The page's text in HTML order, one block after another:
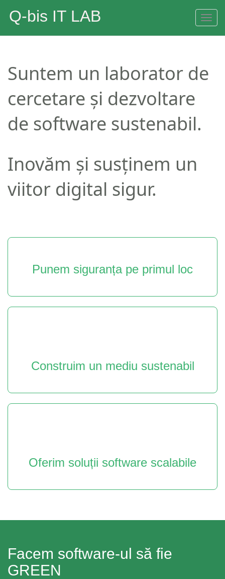
Q-bis IT LAB
Suntem un laborator de
cercetare și dezvoltare
de software sustenabil.
Inovăm și susținem un
viitor digital sigur.
Punem siguranța pe primul loc
Construim un mediu sustenabil
Oferim soluții software scalabile
Facem software-ul să fie
GREEN